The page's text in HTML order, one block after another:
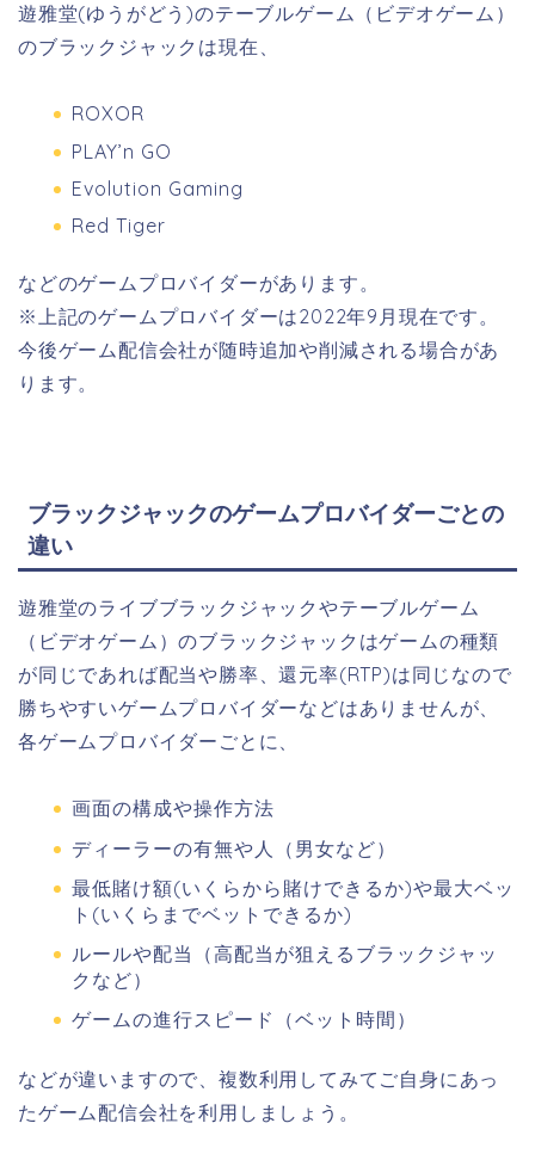
遊雅堂(ゆうがどう)のテーブルゲーム（ビデオゲーム）
のブラックジャックは現在、
ROXOR
PLAY’n GO
Evolution Gaming
Red Tiger
などのゲームプロバイダーがあります。
※上記のゲームプロバイダーは2022年9月現在です。
今後ゲーム配信会社が随時追加や削減される場合があ
ります。
ブラックジャックのゲームプロバイダーごとの
違い
遊雅堂のライブブラックジャックやテーブルゲーム
（ビデオゲーム）のブラックジャックはゲームの種類
が同じであれば配当や勝率、還元率(RTP)は同じなので
勝ちやすいゲームプロバイダーなどはありませんが、
各ゲームプロバイダーごとに、
画面の構成や操作方法
ディーラーの有無や人（男女など）
最低賭け額(いくらから賭けできるか)や最大ベッ
ト(いくらまでベットできるか)
ルールや配当（高配当が狙えるブラックジャッ
クなど）
ゲームの進行スピード（ベット時間）
などが違いますので、複数利用してみてご自身にあっ
たゲーム配信会社を利用しましょう。